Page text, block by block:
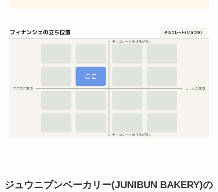
ジュウニブンベーカリー(JUNIBUN BAKERY)の